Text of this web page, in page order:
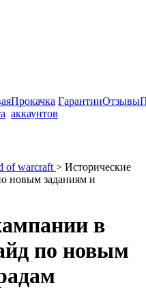
Прокачка
аккаунтов
ГарантииОтзывы
of warcraft > Исторические
новым заданиям и
в
по новым